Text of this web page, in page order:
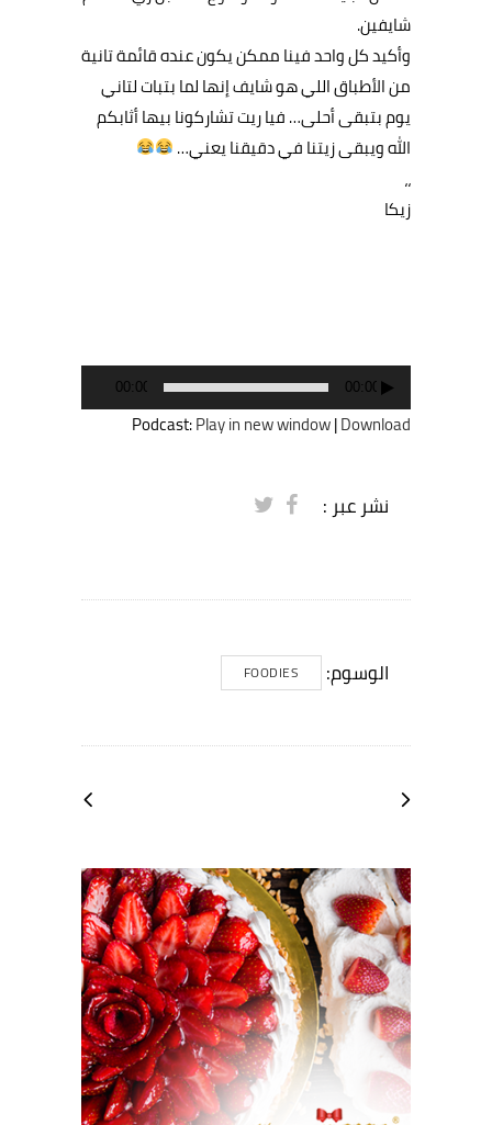
شايفين.
وأكيد كل واحد فينا ممكن يكون عنده قائمة تانية
من الأطباق اللي هو شايف إنها لما بتبات لتاني
يوم بتبقى أحلى… فيا ريت تشاركونا بيها أثابكم
الله ويبقى زيتنا في دقيقنا يعني…
،،
زيكا
00:00
00:00
Podcast:Play in new window|Download
نشر عبر :
الوسوم: FOODIES